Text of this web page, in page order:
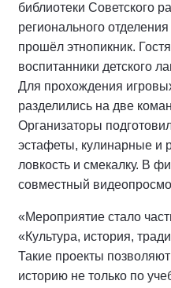
библиотеки Советского
регионального
прошёл этнопикник.
воспитанники детского
Для прохождения
разделились на две
Организаторы
эстафеты, кулинарные и
ловкость и смекалку. В
совместный
«Мероприятие стало
«Культура, история,
Такие проекты
историю не только по